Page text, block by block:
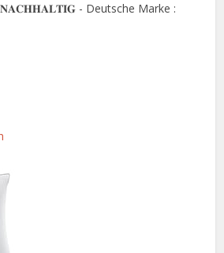
- Deutsche Marke :